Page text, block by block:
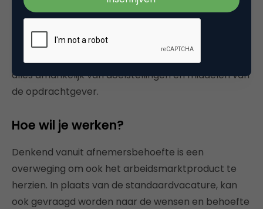
realiseren. We denken daarbij breed in middelen-
samenwerking met tech-startups gebruikmaken
van het hele internet als werving medium. Uiteraard
alles afhankelijk van doelstellingen en middelen van
de opdrachtgever.
Hoe wil je werken?
Denkend vanuit afnemersbehoefte is een
overweging om ook het arbeidsmarktproduct te
herzien. In plaats van de standaardvacature, kan
ook gevraagd worden naar de wensen en behoefte